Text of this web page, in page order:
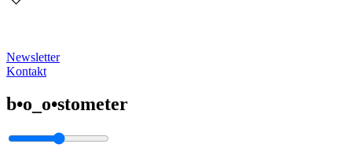
Newsletter
Kontakt
b•o_o•stometer